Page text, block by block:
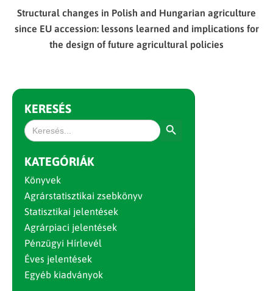
Structural changes in Polish and Hungarian agriculture
since EU accession: lessons learned and implications for
the design of future agricultural policies
KERESÉS
Search
for:
KATEGÓRIÁK
Könyvek
Agrárstatisztikai zsebkönyv
Statisztikai jelentések
Agrárpiaci jelentések
Pénzügyi Hírlevél
Éves jelentések
Egyéb kiadványok